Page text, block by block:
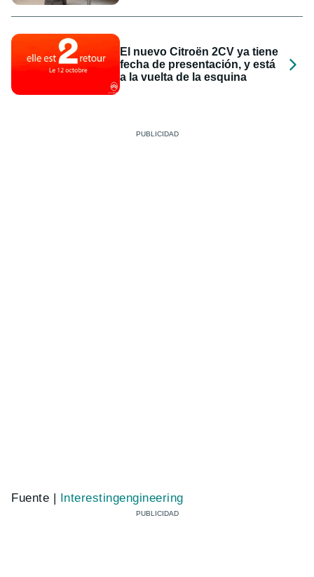
El nuevo Citroën 2CV ya tiene
fecha de presentación, y está
a la vuelta de la esquina
Fuente | Interestingengineering